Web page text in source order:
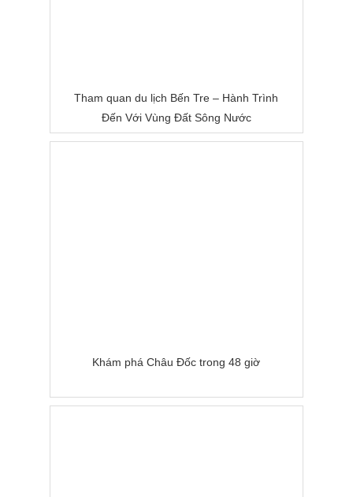
Tham quan du lịch Bến Tre – Hành Trình
Đến Với Vùng Đất Sông Nước
Khám phá Châu Đốc trong 48 giờ